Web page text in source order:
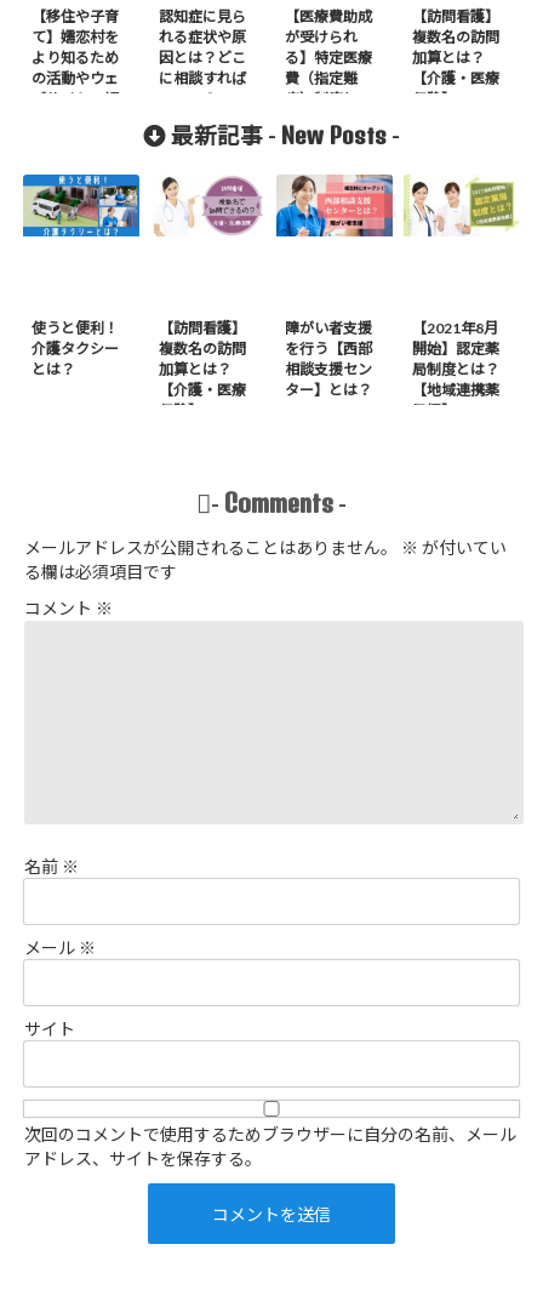
【移住や子育
て】嬬恋村を
より知るため
の活動やウェ
ブサイトの紹
認知症に見ら
れる症状や原
因とは？どこ
に相談すれば
いいの？
【医療費助成
が受けられ
る】特定医療
費（指定難
病）制度と
【訪問看護】
複数名の訪問
加算とは？
【介護・医療
保険】
最新記事 - New Posts -
使うと便利！
介護タクシー
とは？
【訪問看護】
複数名の訪問
加算とは？
【介護・医療
保険】
障がい者支援
を行う【西部
相談支援セン
ター】とは？
【2021年8月
開始】認定薬
局制度とは？
【地域連携薬
局編】
- Comments -
メールアドレスが公開されることはありません。 ※ が付いてい
る欄は必須項目です
コメント ※
名前 ※
メール ※
サイト
次回のコメントで使用するためブラウザーに自分の名前、メール
アドレス、サイトを保存する。